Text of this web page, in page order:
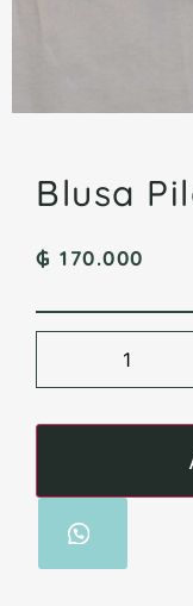
Blusa
₲ 170.000